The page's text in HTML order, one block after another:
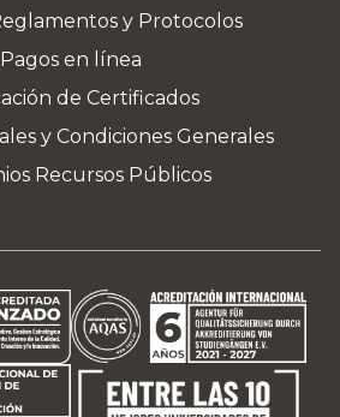
y Protocolos
Pagos en línea
de Certificados
y Condiciones Generales
Recursos Públicos